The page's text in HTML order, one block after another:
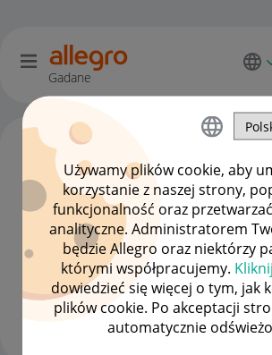
Używamy plików cookie, aby
korzystanie z naszej strony,
funkcjonalność oraz
analityczne. Administratorem
będzie Allegro oraz niektórzy
którymi współpracujemy.
dowiedzieć się więcej o tym, jak
plików cookie. Po akceptacji
automatycznie
Gadane
profitools
#10 Popularyzator